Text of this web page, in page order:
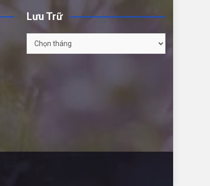
Lưu Trữ
Lưu
Trữ